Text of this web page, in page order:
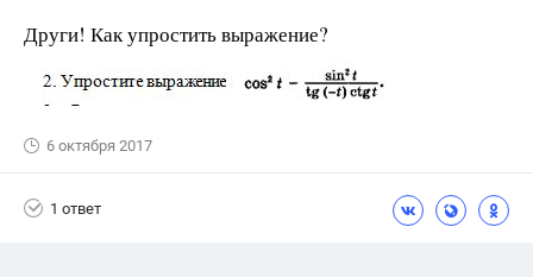
Други! Как упростить выражение?
6 октября 2017
1 ответ